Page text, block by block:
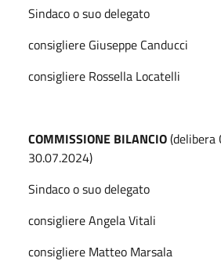
Sindaco o suo delegato
consigliere Giuseppe Canducci
consigliere Rossella Locatelli
COMMISSIONE BILANCIO(delibera
30.07.2024)
Sindaco o suo delegato
consigliere Angela Vitali
consigliere Matteo Marsala